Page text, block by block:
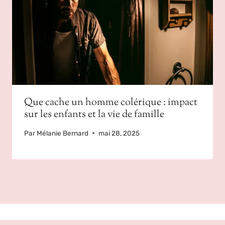
Que cache un homme colérique : impact
sur les enfants et la vie de famille
Par Mélanie Bernard mai 28, 2025